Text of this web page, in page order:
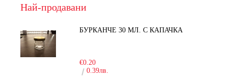
Най-продавани
БУРКАНЧЕ 30 МЛ. С КАПАЧКА
€0.20
0.39лв.